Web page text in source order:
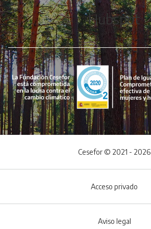
Hubspot
Cesefor © 2021 - 2026
Acceso privado
Aviso legal